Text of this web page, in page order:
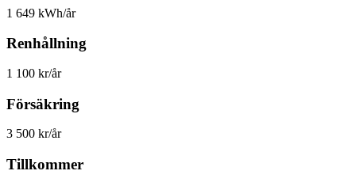
1 649 kWh/år
Renhållning
1 100 kr/år
Försäkring
3 500 kr/år
Tillkommer